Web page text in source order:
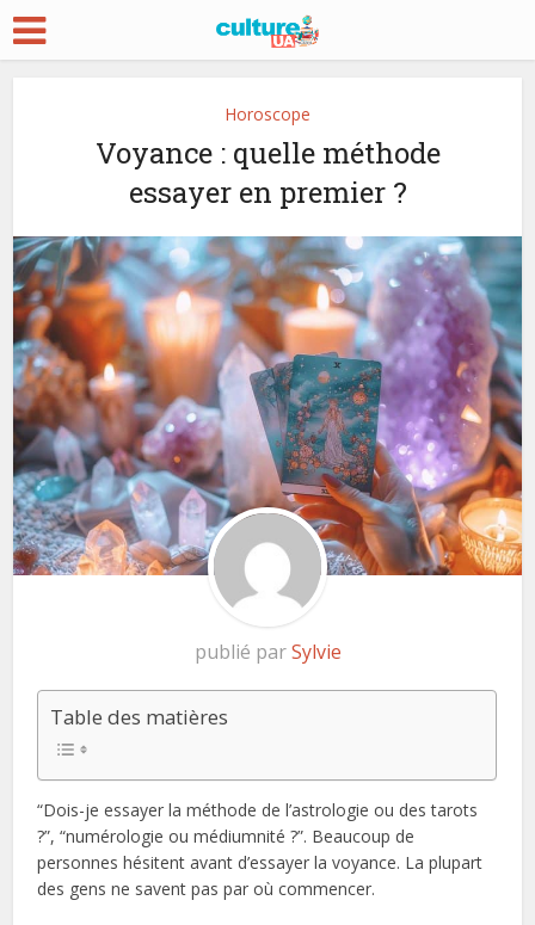
Horoscope
Voyance : quelle méthode
essayer en premier ?
publié parSylvie
Table des matières
“Dois-je essayer la méthode de l’astrologie ou des tarots
?”, “numérologie ou médiumnité ?”. Beaucoup de
personnes hésitent avant d’essayer la voyance. La plupart
des gens ne savent pas par où commencer.